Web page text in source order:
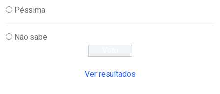
Péssima
Não sabe
Ver resultados